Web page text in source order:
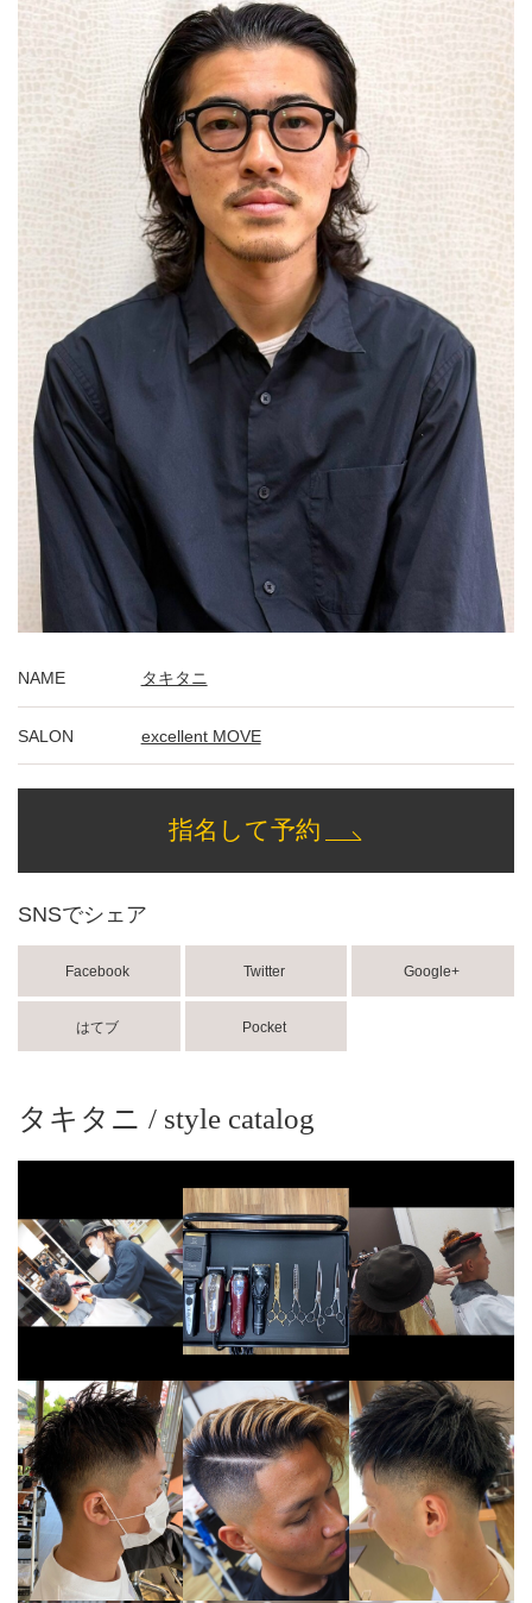
NAME タキタニ
SALON excellent MOVE
指名して予約
SNSでシェア
Facebook Twitter Google+
はてブ Pocket
タキタニ / style catalog